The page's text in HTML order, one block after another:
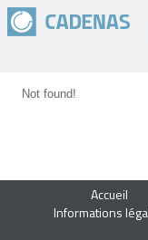
Not found!
Accueil
Informations